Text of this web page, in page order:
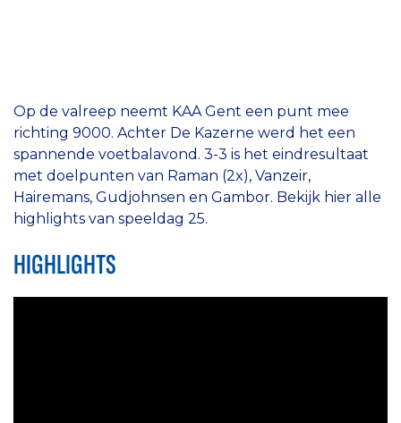
Op de valreep neemt KAA Gent een punt mee
richting 9000. Achter De Kazerne werd het een
spannende voetbalavond. 3-3 is het eindresultaat
met doelpunten van Raman (2x), Vanzeir,
Hairemans, Gudjohnsen en Gambor. Bekijk hier alle
highlights van speeldag 25.
HIGHLIGHTS